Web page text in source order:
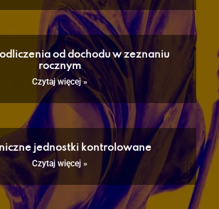
od dochodu w zeznaniu
rocznym
Czytaj więcej »
jednostki kontrolowane
Czytaj więcej »